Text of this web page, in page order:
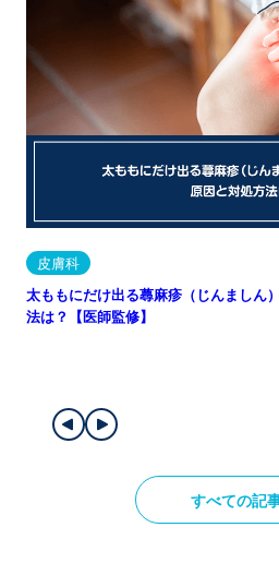
皮膚科
太ももにだけ出る蕁麻疹（じんましん
法は？【医師監修】
すべての記